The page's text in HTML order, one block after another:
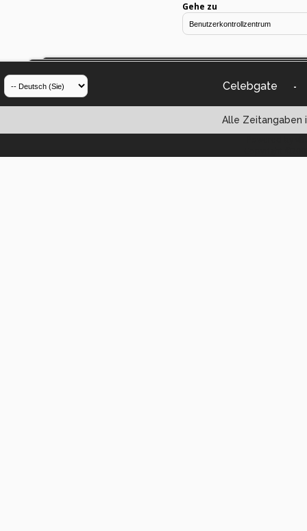
Gehe zu
Celebgate -
Alle Zeitangaben